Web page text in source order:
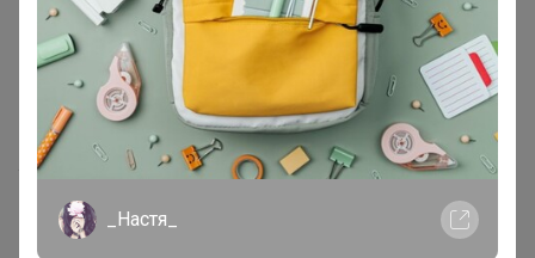
Начать зарабатывать с 24-ok
Picabox.ru - Лучшее место для ваших изображений
Розыгрыш - Генератор случайных чисел
Пульс нашего маркетплейса
Укорачиватель ссылок
_Настя_